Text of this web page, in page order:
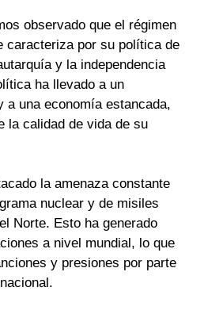
observado que el régimen
caracteriza por su política de
y la independencia
ha llevado a un
a una economía estancada,
la calidad de vida de su
la amenaza constante
nuclear y de misiles
Norte. Esto ha generado
a nivel mundial, lo que
y presiones por parte